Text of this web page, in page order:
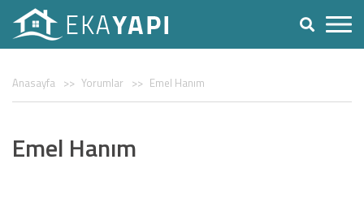
Anasayfa Yorumlar Emel Hanım
Emel Hanım